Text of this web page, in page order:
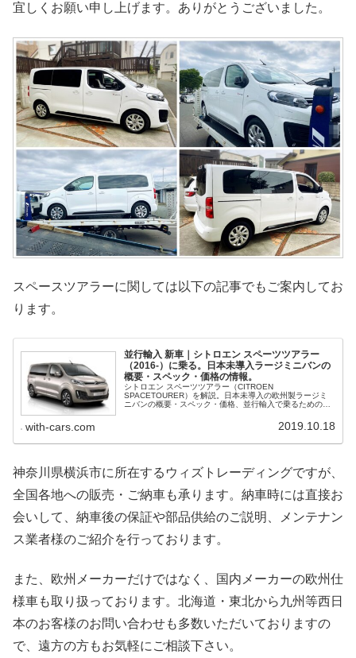
宜しくお願い申し上げます。ありがとうございました。
スペースツアラーに関しては以下の記事でもご案内してお
ります。
並行輸入 新車｜シトロエン スペーツツアラー
（2016-）に乗る。日本未導入ラージミニバンの
概要・スペック・価格の情報。
シトロエン スペーツツアラー（CITROEN
SPACETOURER）を解説。日本未導入の欧州製ラージミ
ニバンの概要・スペック・価格、並行輸入で乗るための情
with-cars.com 2019.10.18
神奈川県横浜市に所在するウィズトレーディングですが、
全国各地への販売・ご納車も承ります。納車時には直接お
会いして、納車後の保証や部品供給のご説明、メンテナン
ス業者様のご紹介を行っております。
また、欧州メーカーだけではなく、国内メーカーの欧州仕
様車も取り扱っております。北海道・東北から九州等西日
本のお客様のお問い合わせも多数いただいておりますの
で、遠方の方もお気軽にご相談下さい。